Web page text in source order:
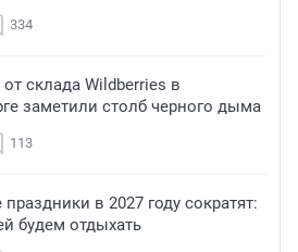
334
склада Wildberries в
заметили столб черного дыма
113
в 2027 году сократят:
будем отдыхать